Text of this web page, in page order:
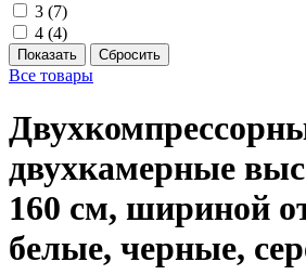
3 (7)
4 (4)
Все товары
двухкамерные
160 см, шириной
белые, черные,